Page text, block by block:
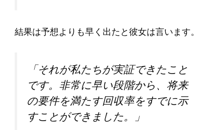
結果は予想よりも早く出たと彼女は言います。
「それが私たちが実証できたこと
です。非常に早い段階から、将来
の要件を満たす回収率をすでに示
すことができました。」